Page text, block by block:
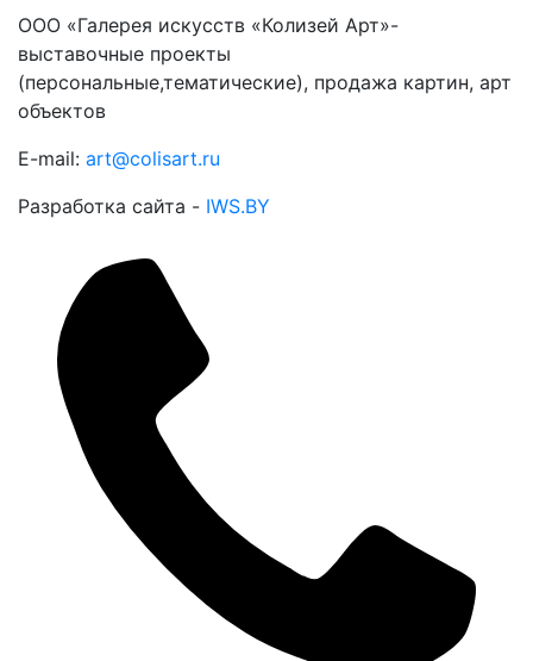
ООО «Галерея искусств «Колизей Арт»-
выставочные проекты
(персональные,тематические), продажа картин, арт
объектов
E-mail: art@colisart.ru
Разработка сайта - IWS.BY